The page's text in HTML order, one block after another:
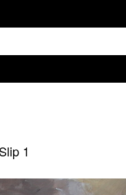
Slip 1